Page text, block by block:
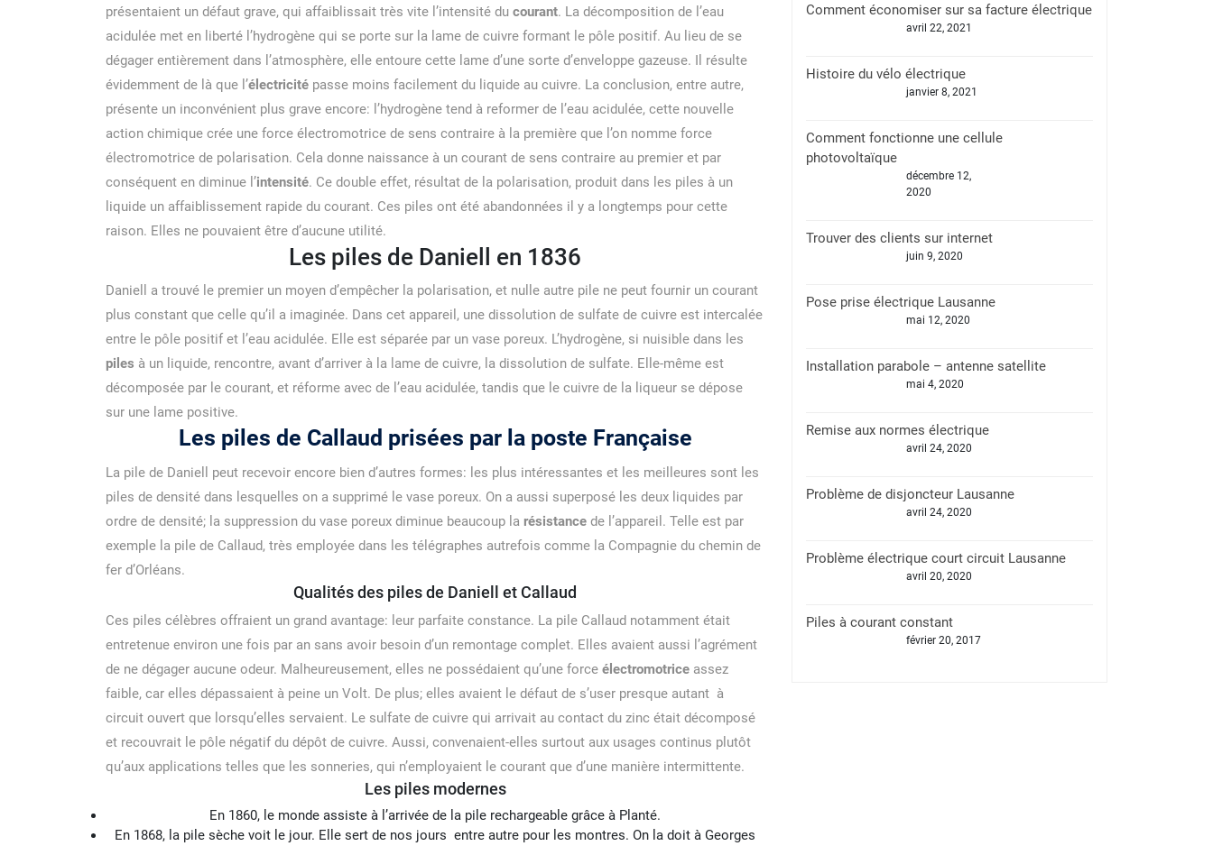
présentaient un défaut grave, qui affaiblissait très vite l’intensité du courant. La décomposition de l’eau
acidulée met en liberté l’hydrogène qui se porte sur la lame de cuivre formant le pôle positif. Au lieu de se
dégager entièrement dans l’atmosphère, elle entoure cette lame d’une sorte d’enveloppe gazeuse. Il résulte
évidemment de là que l’électricité passe moins facilement du liquide au cuivre. La conclusion, entre autre,
présente un inconvénient plus grave encore: l’hydrogène tend à reformer de l’eau acidulée, cette nouvelle
action chimique crée une force électromotrice de sens contraire à la première que l’on nomme force
électromotrice de polarisation. Cela donne naissance à un courant de sens contraire au premier et par
conséquent en diminue l’intensité. Ce double effet, résultat de la polarisation, produit dans les piles à un
liquide un affaiblissement rapide du courant. Ces piles ont été abandonnées il y a longtemps pour cette
raison. Elles ne pouvaient être d’aucune utilité.
Les piles de Daniell en 1836
Daniell a trouvé le premier un moyen d’empêcher la polarisation, et nulle autre pile ne peut fournir un courant
plus constant que celle qu’il a imaginée. Dans cet appareil, une dissolution de sulfate de cuivre est intercalée
entre le pôle positif et l’eau acidulée. Elle est séparée par un vase poreux. L’hydrogène, si nuisible dans les
piles à un liquide, rencontre, avant d’arriver à la lame de cuivre, la dissolution de sulfate. Elle-même est
décomposée par le courant, et réforme avec de l’eau acidulée, tandis que le cuivre de la liqueur se dépose
sur une lame positive.
Les piles de Callaud prisées par la poste Française
La pile de Daniell peut recevoir encore bien d’autres formes: les plus intéressantes et les meilleures sont les
piles de densité dans lesquelles on a supprimé le vase poreux. On a aussi superposé les deux liquides par
ordre de densité; la suppression du vase poreux diminue beaucoup la résistance de l’appareil. Telle est par
exemple la pile de Callaud, très employée dans les télégraphes autrefois comme la Compagnie du chemin de
fer d’Orléans.
Qualités des piles de Daniell et Callaud
Ces piles célèbres offraient un grand avantage: leur parfaite constance. La pile Callaud notamment était
entretenue environ une fois par an sans avoir besoin d’un remontage complet. Elles avaient aussi l’agrément
de ne dégager aucune odeur. Malheureusement, elles ne possédaient qu’une force électromotrice assez
faible, car elles dépassaient à peine un Volt. De plus; elles avaient le défaut de s’user presque autant à
circuit ouvert que lorsqu’elles servaient. Le sulfate de cuivre qui arrivait au contact du zinc était décomposé
et recouvrait le pôle négatif du dépôt de cuivre. Aussi, convenaient-elles surtout aux usages continus plutôt
qu’aux applications telles que les sonneries, qui n’employaient le courant que d’une manière intermittente.
Les piles modernes
En 1860, le monde assiste à l’arrivée de la pile rechargeable grâce à Planté.
En 1868, la pile sèche voit le jour. Elle sert de nos jours entre autre pour les montres. On la doit à Georges
Comment économiser sur sa facture électrique
avril 22, 2021
Histoire du vélo électrique
janvier 8, 2021
Comment fonctionne une cellule
photovoltaïque
décembre 12,
2020
Trouver des clients sur internet
juin 9, 2020
Pose prise électrique Lausanne
mai 12, 2020
Installation parabole – antenne satellite
mai 4, 2020
Remise aux normes électrique
avril 24, 2020
Problème de disjoncteur Lausanne
avril 24, 2020
Problème électrique court circuit Lausanne
avril 20, 2020
Piles à courant constant
février 20, 2017